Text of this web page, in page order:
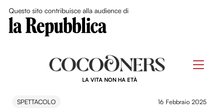
Questo sito contribuisce alla audience di
LA VITA NON HA ETÀ
SPETTACOLO 16 Febbraio 2025